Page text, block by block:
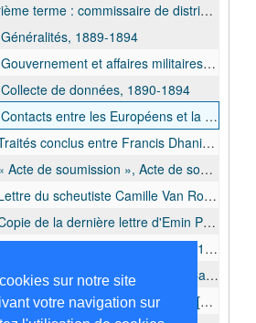
sur notre site
votre navigation sur
commandement de l'expédition du Kwango (janv. 1890- juill. 1892), commandant du district du Kwango oriental (juin 1890 - nov. 1891), du district du Lualuba (juill. 1892 - mrs. 1894) et de la zone arabe (oct. 1893 - sept. 1894) et inspecteur de l' Etat (mrs. 1894 - sept. 1894), 1889-1903
1889-1894
et affaires militaires, 1890-1903
de données, 1890-1894
entre les Européens et la population locale, 1890-1894
conclus entre Francis Dhanis et des chefs locaux concernant la cession de la pleine propriété de leurs territoires et de leurs droits souverains au profit de l'EIC, 1890 août -1890 sept.
de soumission », Acte de soumission du chef n'Guri Akama à l'autorité et aux lois de l'EIC, 1890 oct.
du scheutiste Camille Van Ronslé concernant sa gratitude pour l'aide de la Force publique à la mission de Berghe Sainte-Marie, 1892 févr.
de la dernière lettre d'Emin Pasha, [1893 mai]
Lettres entrantes de chefs locaux, 1893 juil., 1893 déc. et s.d.
Lettre du scheutiste Emeri 'Père' Cambier concernant une demande d'envoyer des vivres, 1893 août.
Liste du cadeau pour Mueni Putu, [1893 - 1894]